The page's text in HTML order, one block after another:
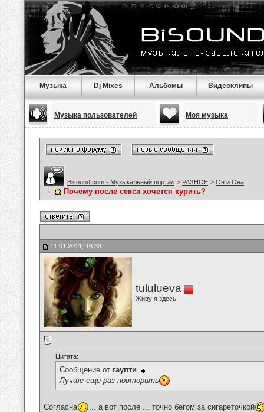
Музыка Dj Mixes Альбомы Видеоклипы
Музыка пользователей Моя музыка
Bisound.com - Музыкальный портал > РАЗНОЕ > Он и Она
Почему после секса хочется курить?
11.01.2011, 16:33
tululueva
Живу я здесь
Цитата:
Сообщение от гаупти
Лучше ещё раз повторить
Согласна ... а вот после ... точно бегом за сигареточкой